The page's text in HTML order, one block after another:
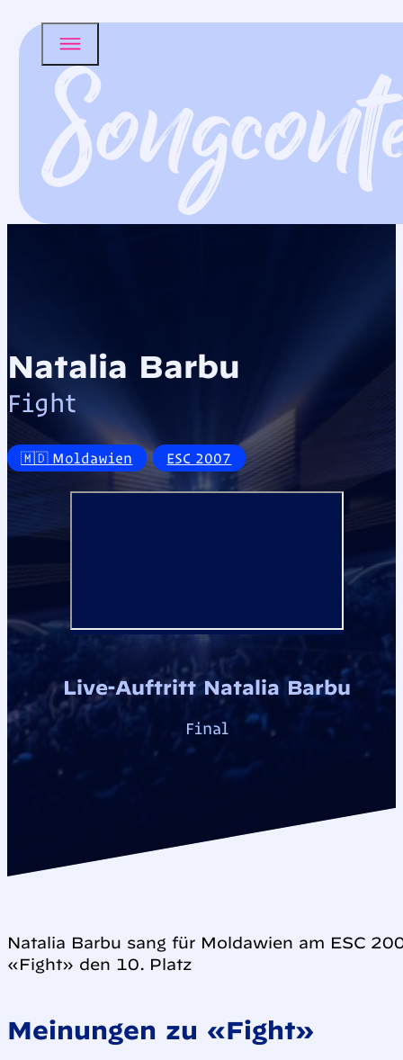
Natalia Barbu
Fight
🇲🇩 Moldawien ESC 2007
Live-Auftritt Natalia Barbu
Final
Natalia Barbu sang für Moldawien am ESC
«Fight» den 10. Platz
Meinungen zu «Fight»